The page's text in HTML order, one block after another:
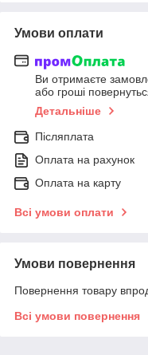
Умови оплати
Ви отримаєте
або гроші
Детальніше
Післяплата
Оплата на рахунок
Оплата на карту
Всі умови оплати
Умови повернення
Повернення товару
Всі умови повернення